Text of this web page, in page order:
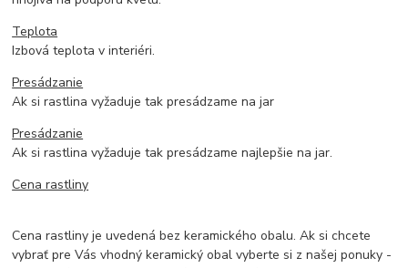
Teplota
Izbová teplota v interiéri.
Presádzanie
Ak si rastlina vyžaduje tak presádzame na jar
Presádzanie
Ak si rastlina vyžaduje tak presádzame najlepšie na jar.
Cena rastliny
Cena rastliny je uvedená bez keramického obalu. Ak si chcete
vybrať pre Vás vhodný keramický obal vyberte si z našej ponuky -